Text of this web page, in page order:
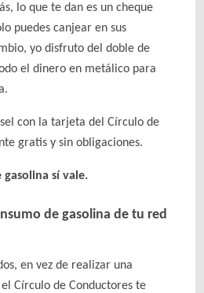
lo que te dan es un cheque
puedes canjear en sus
yo disfruto del doble de
el dinero en metálico para
con la tarjeta del Círculo de
gratis y sin obligaciones.
gasolina sí vale.
de gasolina de tu red
en vez de realizar una
Círculo de Conductores te